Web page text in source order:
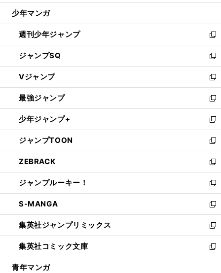
ウ
開
く
少年マンガ
週刊少年ジャンプ
新
し
い
ウ
ィ
ン
ド
ウ
で
開
く
ジャンプSQ
新
し
い
ウ
ィ
ン
ド
ウ
で
開
く
Vジャンプ
新
し
い
ウ
ィ
ン
ド
ウ
で
開
く
最強ジャンプ
新
し
い
ウ
ィ
ン
ド
ウ
で
開
く
少年ジャンプ+
新
し
い
ウ
ィ
ン
ド
ウ
で
開
く
ジャンプTOON
新
し
い
ウ
ィ
ン
ド
ウ
で
開
く
ZEBRACK
新
し
い
ウ
ィ
ン
ド
ウ
で
開
ジャンプルーキー！
新
し
い
ウ
ィ
ン
ド
ウ
S-MANGA
新
し
い
ウ
ィ
ン
集英社ジャンプリミックス
新
し
い
ウ
集英社コミック文庫
新
し
青年マンガ